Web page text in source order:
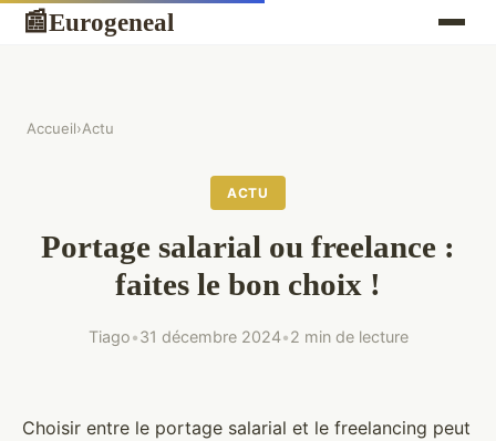
📰Eurogeneal
Accueil›Actu
ACTU
Portage salarial ou freelance :
faites le bon choix !
Tiago•31 décembre 2024•2 min de lecture
Choisir entre le portage salarial et le freelancing peut